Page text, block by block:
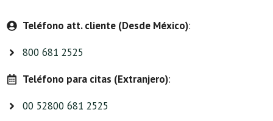
Teléfono att. cliente (Desde México):
800 681 2525
Teléfono para citas (Extranjero):
00 52800 681 2525